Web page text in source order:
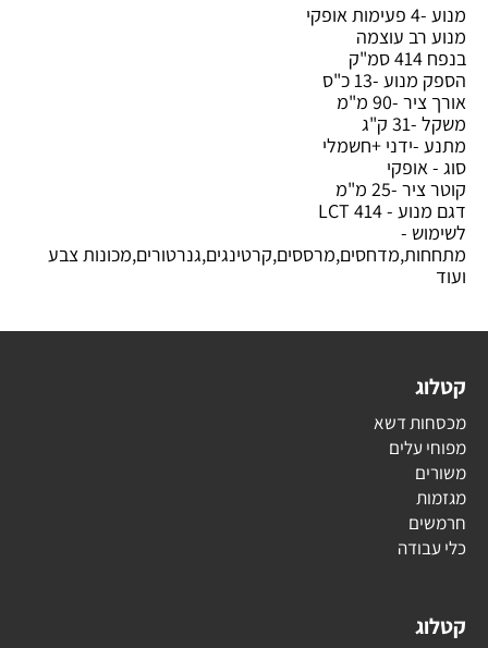
מנוע -4 פעימות אופקי
מנוע רב עוצמה
בנפח 414 סמ"ק
הספק מנוע -13 כ"ס
אורך ציר -90 מ"מ
משקל -31 ק"ג
מתנע -ידני +חשמלי
סוג - אופקי
קוטר ציר -25 מ"מ
דגם מנוע - LCT 414
לשימוש -
מתחחות,מדחסים,מרססים,קרטינגים,גנרטורים,מכונות צבע
ועוד
קטלוג
מכסחות דשא
מפוחי עלים
משורים
מגזמות
חרמשים
כלי עבודה
קטלוג